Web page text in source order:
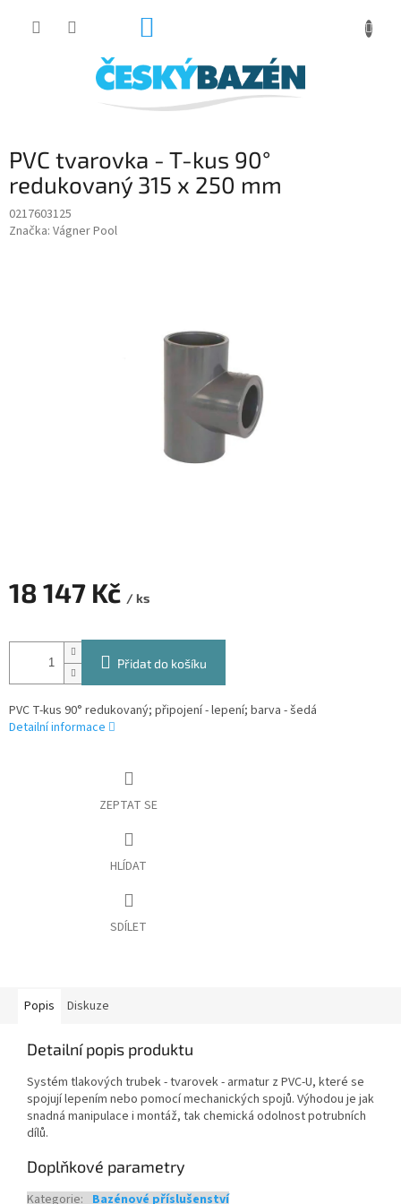
PVC tvarovka - T-kus 90°
redukovaný 315 x 250 mm
0217603125
Značka: Vágner Pool
18 147 Kč / ks
cena:
Přidat do košíku
PVC T-kus 90° redukovaný; připojení - lepení; barva - šedá
Detailní informace
ZEPTAT SE
HLÍDAT
SDÍLET
Popis Diskuze
Detailní popis produktu
Systém tlakových trubek - tvarovek - armatur z PVC-U, které se
spojují lepením nebo pomocí mechanických spojů. Výhodou je jak
snadná manipulace i montáž, tak chemická odolnost potrubních
dílů.
Doplňkové parametry
Kategorie: Bazénové příslušenství